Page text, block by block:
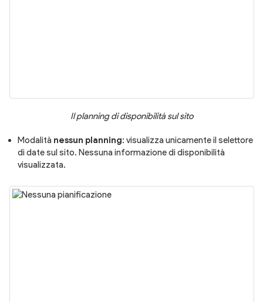
Il planning di disponibilità sul sito
Modalità nessun planning: visualizza unicamente il selettore
di date sul sito. Nessuna informazione di disponibilità
visualizzata.